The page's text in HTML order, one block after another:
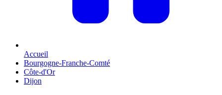
Accueil
Bourgogne-Franche-Comté
Côte-d'Or
Dijon